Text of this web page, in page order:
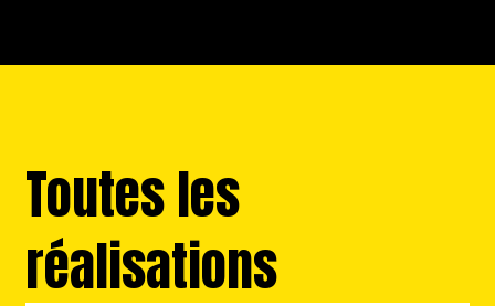
Toutes les
réalisations